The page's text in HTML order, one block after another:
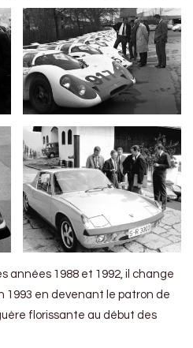
années 1988 et 1992, il change
1993 en devenant le patron de
florissante au début des